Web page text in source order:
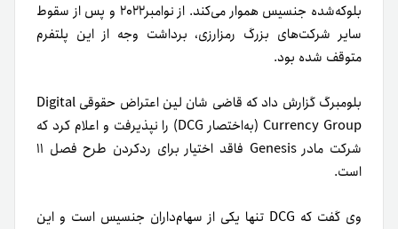
بلوکه‌شده‌ جنسیس هموار می‌کند. از نوامبر‌۲۰۲۲ و پس از سقوط
سایر شرکت‌های بزرگ رمزارزی، برداشت وجه از این پلتفرم
متوقف شده بود.
بلومبرگ گزارش داد که قاضی شان لین اعتراض حقوقی Digital
Currency Group (به‌اختصار DCG) را نپذیرفت و اعلام کرد که
شرکت مادر Genesis فاقد اختیار برای ردکردن طرح فصل ۱۱
است.
وی گفت که DCG تنها یکی از سهام‌داران جنسیس است و این